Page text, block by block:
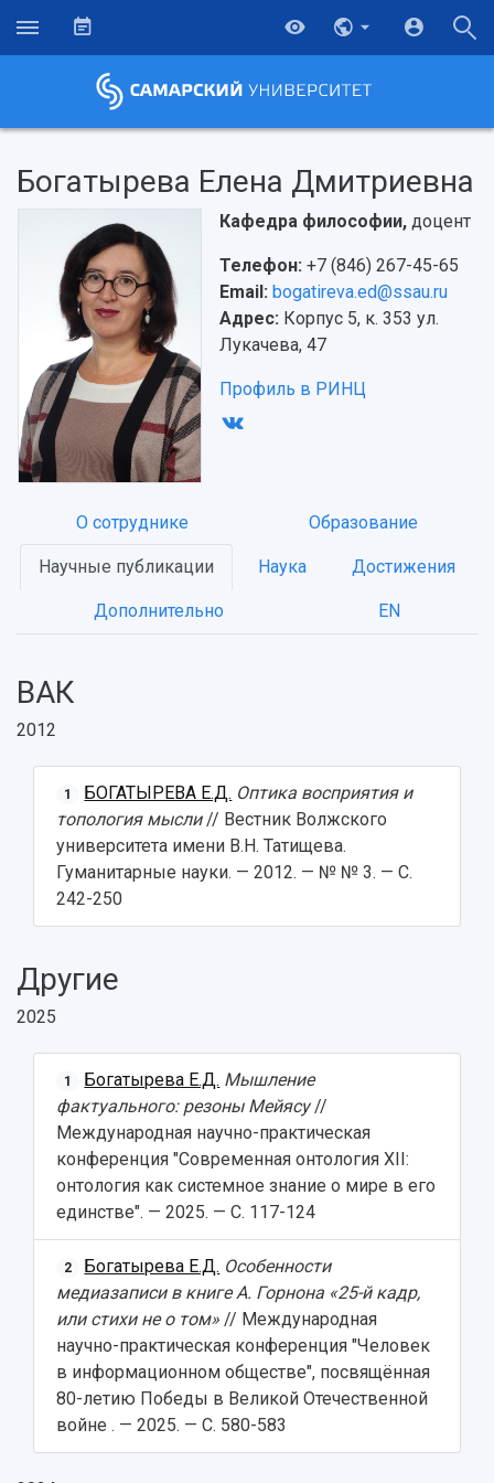
Богатырева Елена Дмитриевна
Кафедра философии, доцент
Телефон: +7 (846) 267-45-65
Email: bogatireva.ed@ssau.ru
Адрес: Корпус 5, к. 353 ул.
Лукачева, 47
Профиль в РИНЦ
О сотруднике Образование
Научные публикации Наука Достижения
Дополнительно EN
ВАК
2012
1 БОГАТЫРЕВА Е.Д. Оптика восприятия и
топология мысли// Вестник Волжского
университета имени В.Н. Татищева.
Гуманитарные науки. — 2012. — № № 3. — С.
242-250
Другие
2025
1 Богатырева Е.Д. Мышление
фактуального: резоны Мейясу//
Международная научно-практическая
конференция "Современная онтология XII:
онтология как системное знание о мире в его
единстве". — 2025. — С. 117-124
2 Богатырева Е.Д. Особенности
медиазаписи в книге А. Горнона «25-й кадр,
или стихи не о том» // Международная
научно-практическая конференция "Человек
в информационном обществе", посвящённая
80-летию Победы в Великой Отечественной
войне . — 2025. — С. 580-583